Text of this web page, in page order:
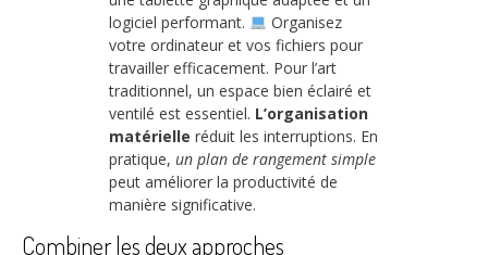
logiciel performant.
Organisez
votre ordinateur et vos fichiers pour
travailler efficacement. Pour l’art
traditionnel, un espace bien éclairé et
ventilé est essentiel. L’organisation
matérielle réduit les interruptions. En
pratique, un plan de rangement simple
peut améliorer la productivité de
manière significative.
Combiner les deux approches